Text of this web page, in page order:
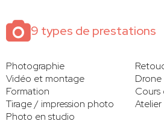
9 types de prestations
Photographie
Vidéo et montage
Drone
Formation
Tirage / impression photo
Photo en studio